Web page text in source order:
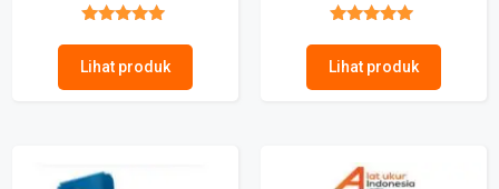
Lihat produk Lihat produk